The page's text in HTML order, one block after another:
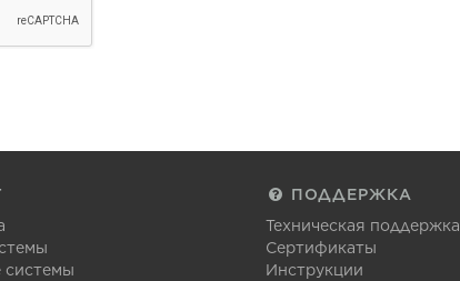
системы
ПОДДЕРЖКА
Техническая поддержка
Сертификаты
Инструкции